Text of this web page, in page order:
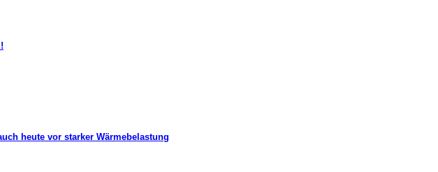
heute vor starker Wärmebelastung